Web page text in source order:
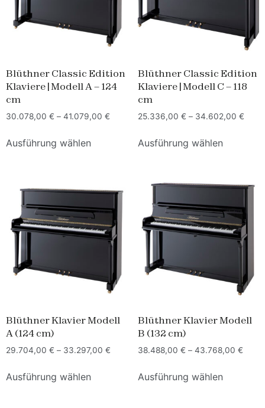
Blüthner Classic Edition
Klaviere | Modell A – 124
cm
30.078,00 € – 41.079,00 €
Ausführung wählen
Blüthner Classic Edition
Klaviere | Modell C – 118
cm
25.336,00 € – 34.602,00 €
Ausführung wählen
Blüthner Klavier Modell
A (124 cm)
29.704,00 € – 33.297,00 €
Ausführung wählen
Blüthner Klavier Modell
B (132 cm)
38.488,00 € – 43.768,00 €
Ausführung wählen